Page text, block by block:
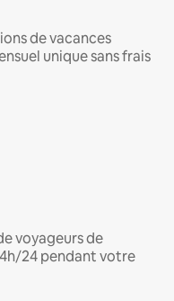
de vacances
unique sans frais
voyageurs de
24 pendant votre